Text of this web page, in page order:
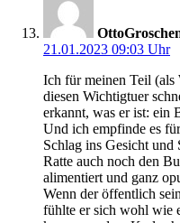
21.01.2023 09:03 Uhr
Ich für meinen Teil (als
diesen Wichtigtuer
erkannt, was er ist: ein
Und ich empfinde es
Schlag ins Gesicht und
Ratte auch noch den
alimentiert und ganz
Wenn der öffentlich
fühlte er sich wohl wie